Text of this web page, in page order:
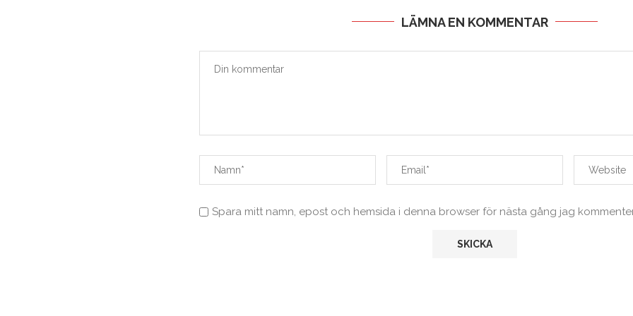
LÄMNA EN KOMMENTAR
Spara mitt namn, epost och hemsida i denna browser för nästa gång jag